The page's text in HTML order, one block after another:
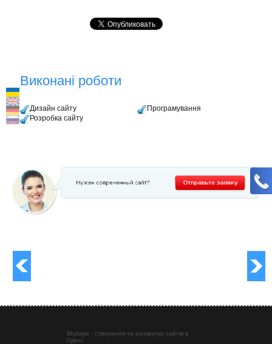
Виконані роботи
Дизайн сайту
Розробка сайту
Програмування
Skylogic - створення та розкрутка сайтів в
Одесі